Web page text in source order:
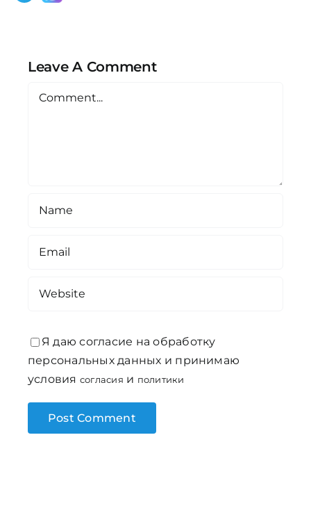
Leave A Comment
Comment
Я даю согласие на обработку
персональных данных и принимаю
условия согласия и политики